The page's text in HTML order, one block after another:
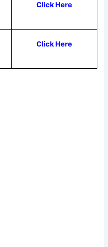
Click Here
Click Here